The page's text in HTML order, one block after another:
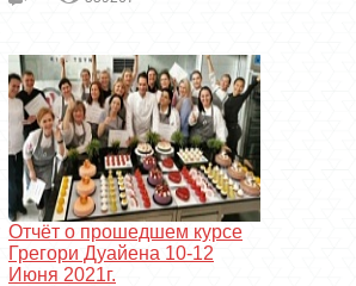
Отчёт о прошедшем курсе
Грегори Дуайена 10-12
Июня 2021г.